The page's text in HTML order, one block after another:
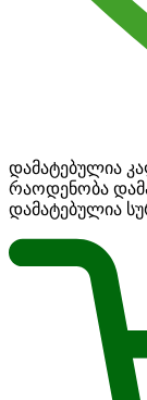
დამატებულია
რაოდენობა
დამატებულია